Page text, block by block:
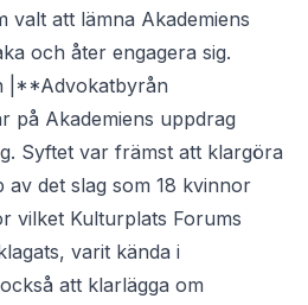
valt att lämna Akademiens
och åter engagera sig.
|**Advokatbyrån
på Akademiens uppdrag
Syftet var främst att klargöra
det slag som 18 kvinnor
vilket Kulturplats Forums
varit kända i
att klarlägga om